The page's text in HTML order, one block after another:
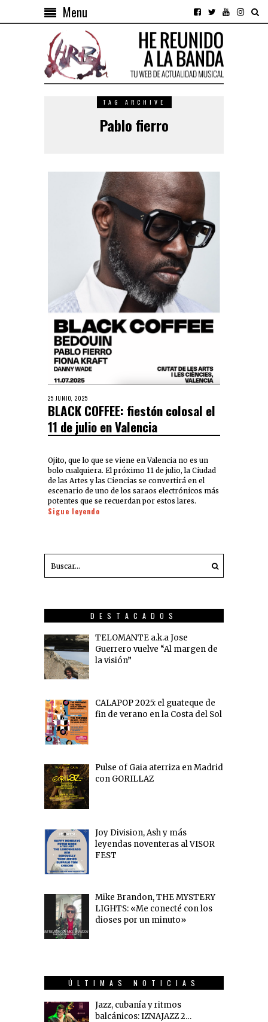
Menu
TAG ARCHIVE
Pablo fierro
25 JUNIO, 2025
BLACK COFFEE: fiestón colosal el
11 de julio en Valencia
Ojito, que lo que se viene en Valencia no es un
bolo cualquiera. El próximo 11 de julio, la Ciudad
de las Artes y las Ciencias se convertirá en el
escenario de uno de los saraos electrónicos más
potentes que se recuerdan por estos lares.
Sigue leyendo
DESTACADOS
TELOMANTE a.k.a Jose
Guerrero vuelve “Al margen de
la visión”
CALAPOP 2025: el guateque de
fin de verano en la Costa del Sol
Pulse of Gaia aterriza en Madrid
con GORILLAZ
Joy Division, Ash y más
leyendas noventeras al VISOR
FEST
Mike Brandon, THE MYSTERY
LIGHTS: «Me conecté con los
dioses por un minuto»
ÚLTIMAS NOTICIAS
Jazz, cubanía y ritmos
balcánicos: IZNAJAZZ 2…